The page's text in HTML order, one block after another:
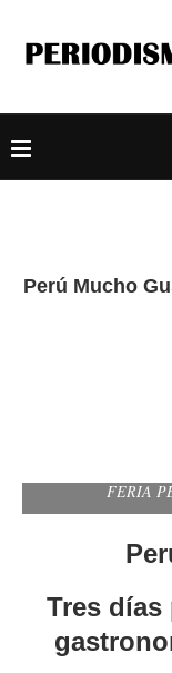
Perú Mucho
FERIA
Tres días